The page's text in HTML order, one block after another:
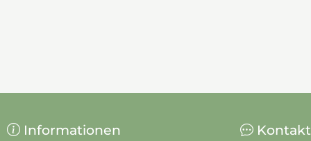
Informationen Kontakt